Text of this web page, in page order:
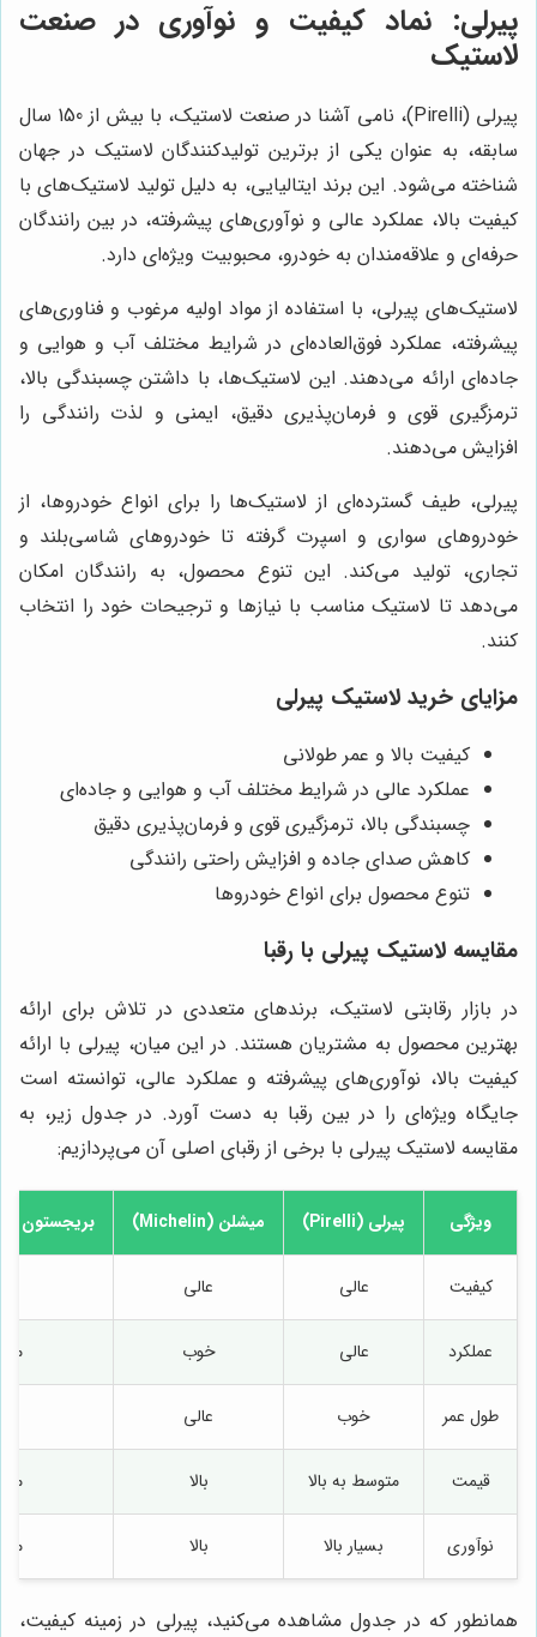
پیرلی: نماد کیفیت و نوآوری در صنعت
لاستیک
پیرلی (Pirelli)، نامی آشنا در صنعت لاستیک، با بیش از 150 سال
سابقه، به عنوان یکی از برترین تولیدکنندگان لاستیک در جهان
شناخته می‌شود. این برند ایتالیایی، به دلیل تولید لاستیک‌های با
کیفیت بالا، عملکرد عالی و نوآوری‌های پیشرفته، در بین رانندگان
حرفه‌ای و علاقه‌مندان به خودرو، محبوبیت ویژه‌ای دارد.
لاستیک‌های پیرلی، با استفاده از مواد اولیه مرغوب و فناوری‌های
پیشرفته، عملکرد فوق‌العاده‌ای در شرایط مختلف آب و هوایی و
جاده‌ای ارائه می‌دهند. این لاستیک‌ها، با داشتن چسبندگی بالا،
ترمزگیری قوی و فرمان‌پذیری دقیق، ایمنی و لذت رانندگی را
افزایش می‌دهند.
پیرلی، طیف گسترده‌ای از لاستیک‌ها را برای انواع خودروها، از
خودروهای سواری و اسپرت گرفته تا خودروهای شاسی‌بلند و
تجاری، تولید می‌کند. این تنوع محصول، به رانندگان امکان
می‌دهد تا لاستیک مناسب با نیازها و ترجیحات خود را انتخاب
کنند.
مزایای خرید لاستیک پیرلی
کیفیت بالا و عمر طولانی
عملکرد عالی در شرایط مختلف آب و هوایی و جاده‌ای
چسبندگی بالا، ترمزگیری قوی و فرمان‌پذیری دقیق
کاهش صدای جاده و افزایش راحتی رانندگی
تنوع محصول برای انواع خودروها
مقایسه لاستیک پیرلی با رقبا
در بازار رقابتی لاستیک، برندهای متعددی در تلاش برای ارائه
بهترین محصول به مشتریان هستند. در این میان، پیرلی با ارائه
کیفیت بالا، نوآوری‌های پیشرفته و عملکرد عالی، توانسته است
جایگاه ویژه‌ای را در بین رقبا به دست آورد. در جدول زیر، به
مقایسه لاستیک پیرلی با برخی از رقبای اصلی آن می‌پردازیم:
ویژگی پیرلی (Pirelli) میشلن (Michelin) بریجستون (Bridgestone)
کیفیت عالی عالی
عملکرد عالی خوب
طول عمر خوب عالی
قیمت متوسط به بالا بالا
نوآوری بسیار بالا بالا
همانطور که در جدول مشاهده می‌کنید، پیرلی در زمینه کیفیت،